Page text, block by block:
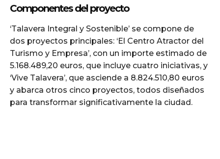
Componentes del proyecto
‘Talavera Integral y Sostenible’ se compone de
dos proyectos principales: ‘El Centro Atractor del
Turismo y Empresa’, con un importe estimado de
5.168.489,20 euros, que incluye cuatro iniciativas, y
‘Vive Talavera’, que asciende a 8.824.510,80 euros
y abarca otros cinco proyectos, todos diseñados
para transformar significativamente la ciudad.